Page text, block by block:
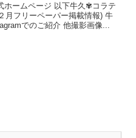
ホームページ 以下牛久✾コラテ
月フリーペーパー掲載情報) 牛
でのご紹介 他撮影画像...